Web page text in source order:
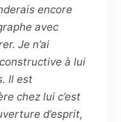
des
contrainte de
la basse
pourra
cadre du
promotion
but non
encore
avec
Je n’ai
à lui
Il est
chez lui c’est
d’esprit,